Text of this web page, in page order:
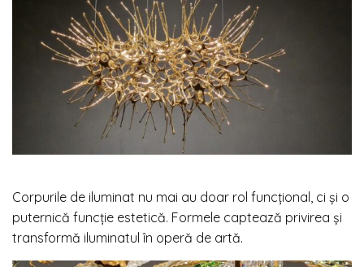
Corpurile de iluminat nu mai au doar rol funcțional, ci și o
puternică funcție estetică. Formele captează privirea și
transformă iluminatul în operă de artă.